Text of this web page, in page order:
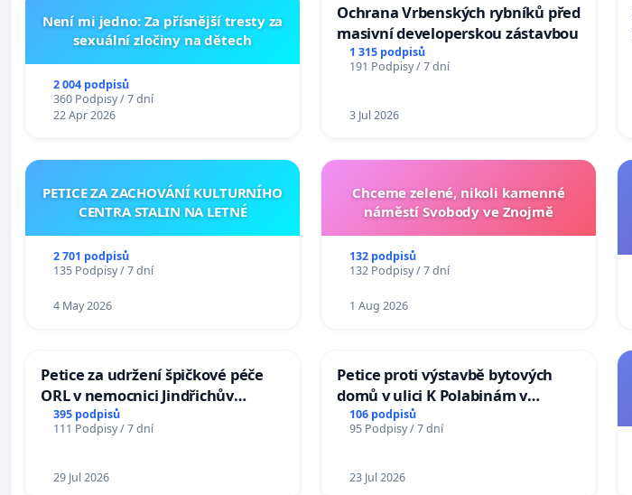
Není mi jedno: Za přísnější tresty za
sexuální zločiny na dětech
2 004 podpisů
360 Podpisy / 7 dní
22 Apr 2026
Ochrana Vrbenských rybníků před
masivní developerskou zástavbou
1 315 podpisů
191 Podpisy / 7 dní
3 Jul 2026
PETICE ZA ZACHOVÁNÍ KULTURNÍHO
CENTRA STALIN NA LETNÉ
2 701 podpisů
135 Podpisy / 7 dní
4 May 2026
Chceme zelené, nikoli kamenné
náměstí Svobody ve Znojmě
132 podpisů
132 Podpisy / 7 dní
1 Aug 2026
Petice za udržení špičkové péče
ORL v nemocnici Jindřichův
Hradec
395 podpisů
111 Podpisy / 7 dní
29 Jul 2026
Petice proti výstavbě bytových
domů v ulici K Polabinám v
Pardubicích
106 podpisů
95 Podpisy / 7 dní
23 Jul 2026